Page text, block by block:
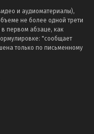
и аудиоматериалы),
не более одной трети
первом абзаце, как
"сообщает
только по письменному